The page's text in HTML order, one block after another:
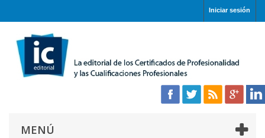
Iniciar sesión
MENÚ